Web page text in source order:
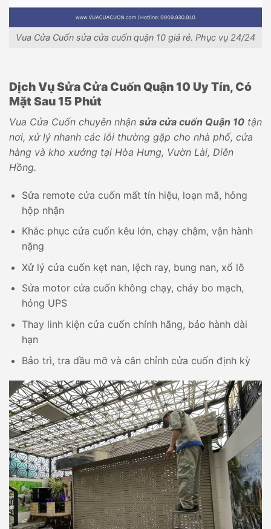
Vua Cửa Cuốn sửa cửa cuốn quận 10 giá rẻ. Phục vụ 24/24
Dịch Vụ Sửa Cửa Cuốn Quận 10 Uy Tín, Có
Mặt Sau 15 Phút
Vua Cửa Cuốn chuyên nhận sửa cửa cuốn Quận 10 tận
nơi, xử lý nhanh các lỗi thường gặp cho nhà phố, cửa
hàng và kho xưởng tại Hòa Hưng, Vườn Lài, Diên
Hồng.
Sửa remote cửa cuốn mất tín hiệu, loạn mã, hỏng
hộp nhận
Khắc phục cửa cuốn kêu lớn, chạy chậm, vận hành
nặng
Xử lý cửa cuốn kẹt nan, lệch ray, bung nan, xổ lô
Sửa motor cửa cuốn không chạy, cháy bo mạch,
hỏng UPS
Thay linh kiện cửa cuốn chính hãng, bảo hành dài
hạn
Bảo trì, tra dầu mỡ và cân chỉnh cửa cuốn định kỳ